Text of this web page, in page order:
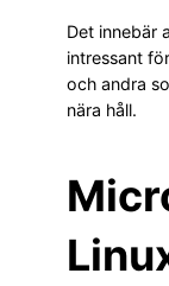
Det innebär
intressant
och andra
nära håll.